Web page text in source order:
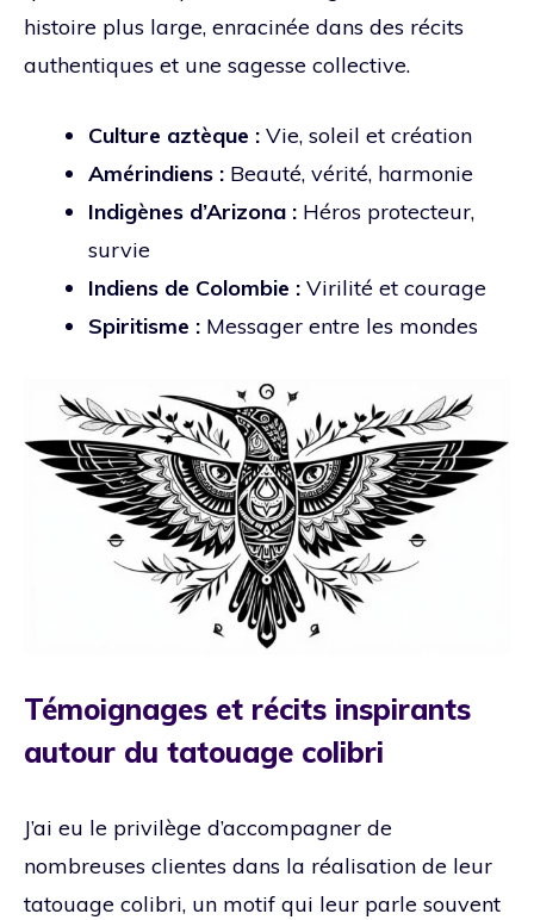
histoire plus large, enracinée dans des récits
authentiques et une sagesse collective.
Culture aztèque : Vie, soleil et création
Amérindiens : Beauté, vérité, harmonie
Indigènes d’Arizona : Héros protecteur,
survie
Indiens de Colombie : Virilité et courage
Spiritisme : Messager entre les mondes
Témoignages et récits inspirants
autour du tatouage colibri
J’ai eu le privilège d’accompagner de
nombreuses clientes dans la réalisation de leur
tatouage colibri, un motif qui leur parle souvent